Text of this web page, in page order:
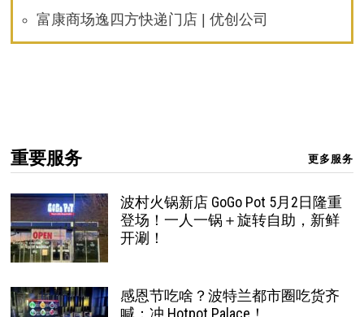
富康商场逸四方快递门店 | 优创公司
重要服务 更多服务
波村火锅新店 GoGo Pot 5月2日隆重
登场！一人一锅＋旋转自助，新鲜
开涮！
感恩节吃啥？波特兰都市圈吃货齐
喊：冲 Hotpot Palace！